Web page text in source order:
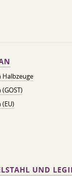
Halbzeuge
(EU)
UND